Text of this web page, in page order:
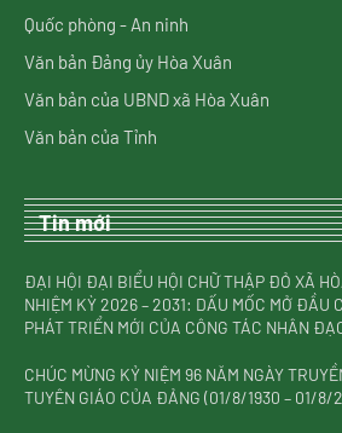
Quốc phòng - An ninh
Văn bản Đảng ủy Hòa Xuân
Văn bản của UBND xã Hòa Xuân
Văn bản của Tỉnh
Tin mới
ĐẠI HỘI ĐẠI BIỂU HỘI CHỮ THẬP ĐỎ XÃ
NHIỆM KỲ 2026 – 2031: DẤU MỐC MỞ ĐẦU
PHÁT TRIỂN MỚI CỦA CÔNG TÁC NHÂN
CHÚC MỪNG KỶ NIỆM 96 NĂM NGÀY
TUYÊN GIÁO CỦA ĐẢNG (01/8/1930 – 01/8/